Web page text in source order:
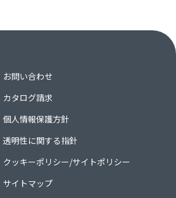
お問い合わせ
カタログ請求
個人情報保護方針
透明性に関する指針
クッキーポリシー/サイトポリシー
サイトマップ